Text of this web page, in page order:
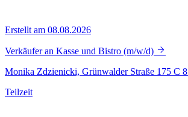
Erstellt am 08.08.2026
Verkäufer an Kasse und Bistro (m/w/d)
Monika Zdzienicki, Grünwalder Straße 175 C
Teilzeit